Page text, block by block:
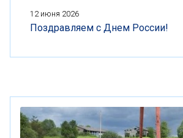
12 июня 2026
Поздравляем с Днем России!